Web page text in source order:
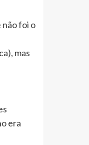
foi o
mas
era